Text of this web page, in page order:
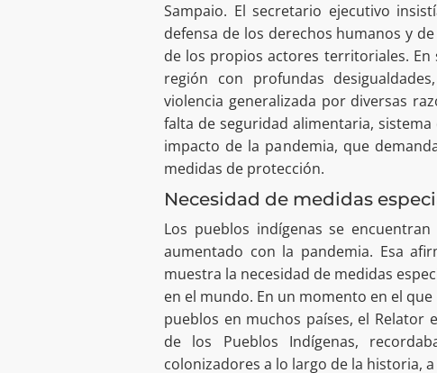
Sampaio. El secretario ejecutivo
defensa de los derechos humanos y
de los propios actores territoriales. En
región con profundas
violencia generalizada por diversas
falta de seguridad alimentaria,
impacto de la pandemia, que
medidas de protección.
Necesidad de medidas
Los pueblos indígenas se
aumentado con la pandemia. Esa
muestra la necesidad de medidas
en el mundo. En un momento en el
pueblos en muchos países, el Relator
de los Pueblos Indígenas,
colonizadores a lo largo de la historia,